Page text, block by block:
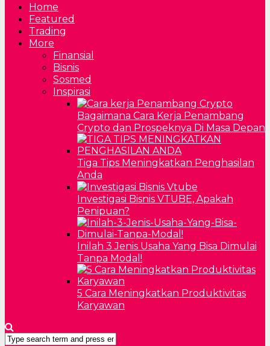
Home
Featured
Trading
More
Finansial
Bisnis
Sosmed
Inspirasi
Bagaimana Cara Kerja Penambang
Crypto dan Prospeknya Di Masa Depan
Tiga Tips Meningkatkan Penghasilan
Anda
Investigasi Bisnis VTUBE, Apakah
Penipuan?
Inilah 3 Jenis Usaha Yang Bisa Dimulai
Tanpa Modal!
5 Cara Meningkatkan Produktivitas
Karyawan